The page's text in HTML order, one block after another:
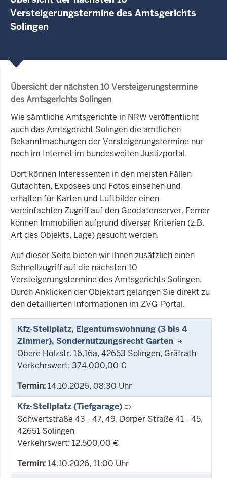
Versteigerungstermine des Amtsgerichts
Solingen
Übersicht der nächsten 10 Versteigerungstermine
des Amtsgerichts Solingen
Wie sämtliche Amtsgerichte in NRW veröffentlicht
auch das Amtsgericht Solingen die amtlichen
Bekanntmachungen der Versteigerungstermine nur
noch im Internet im bundesweiten Justizportal.
Dort können Interessenten in den meisten Fällen
Gutachten, Exposees und Fotos einsehen und
erhalten für Karten und Luftbilder einen
vereinfachten Zugriff auf den Geodatenserver. Ferner
können Immobilien aufgrund diverser Kriterien (z.B.
Art des Objekts, Lage) gesucht werden.
Auf dieser Seite bieten wir Ihnen zusätzlich einen
Schnellzugriff auf die nächsten 10
Versteigerungstermine des Amtsgerichts Solingen.
Durch Anklicken der Objektart gelangen Sie direkt zu
den detaillierten Informationen im ZVG-Portal.
Kfz-Stellplatz, Eigentumswohnung (3 bis 4
Zimmer), Sondernutzungsrecht Garten
Obere Holzstr. 16,16a, 42653 Solingen, Gräfrath
Verkehrswert: 374.000,00 €
Termin:14.10.2026, 08:30 Uhr
Kfz-Stellplatz (Tiefgarage)
Schwertstraße 43 - 47, 49, Dorper Straße 41 - 45,
42651 Solingen
Verkehrswert: 12.500,00 €
Termin:14.10.2026, 11:00 Uhr